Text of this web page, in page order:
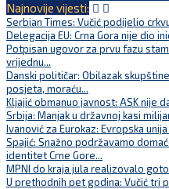
Najnovije vijesti:
Serbian Times: Vučić podijelio
Delegacija EU: Crna Gora nije dio
Potpisan ugovor za prvu fazu
vrijednu...
Danski političar: Obilazak
posjeta, moraću...
Kljajić obmanuo javnost: ASK nije
Srbija: Manjak u državnoj kasi
Ivanović za Eurokaz: Evropska
Spajić: Snažno podržavamo
identitet Crne Gore...
MPNI do kraja jula realizovalo
U prethodnih pet godina: Vučić tri